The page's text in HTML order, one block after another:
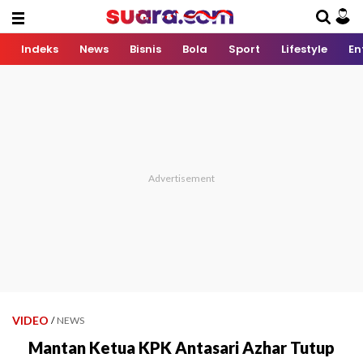
Indeks News Bisnis Bola Sport Lifestyle
VIDEO / NEWS
Mantan Ketua KPK Antasari Azhar Tutup